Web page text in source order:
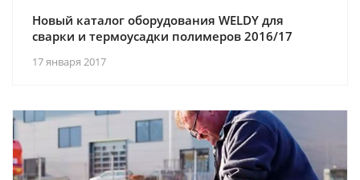
17 января 2017
Новый каталог оборудования WELDY для
сварки и термоусадки полимеров 2016/17